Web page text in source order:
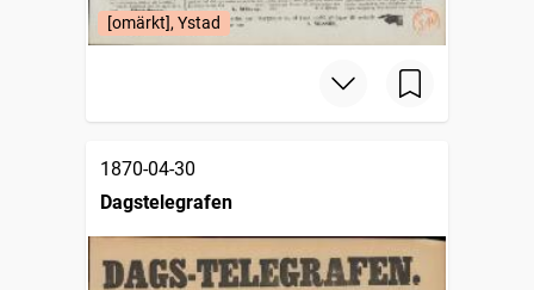
[omärkt], Ystad
1870-04-30
Dagstelegrafen